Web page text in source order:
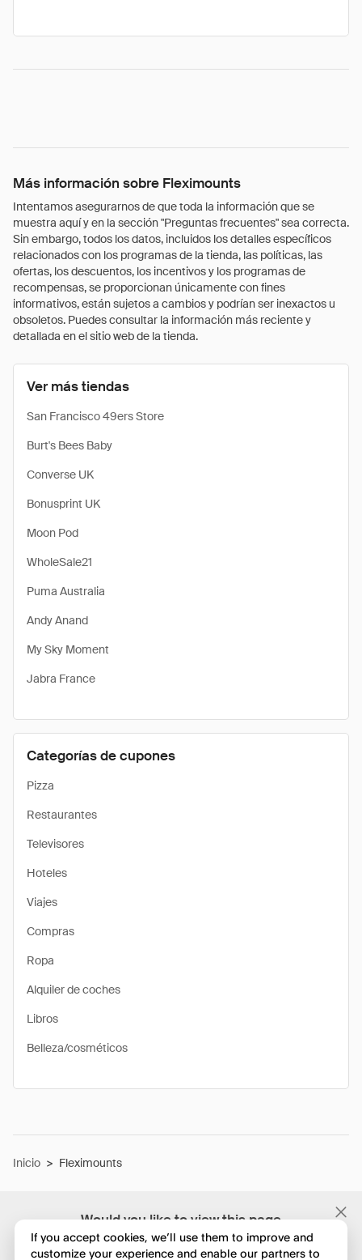
Would you like to view this page
in English?
Más información sobre Fleximounts
Intentamos asegurarnos de que toda la información que se
muestra aquí y en la sección "Preguntas frecuentes" sea correcta.
Sin embargo, todos los datos, incluidos los detalles específicos
relacionados con los programas de la tienda, las políticas, las
ofertas, los descuentos, los incentivos y los programas de
recompensas, se proporcionan únicamente con fines
informativos, están sujetos a cambios y podrían ser inexactos u
obsoletos. Puedes consultar la información más reciente y
detallada en el sitio web de la tienda.
Ver más tiendas
San Francisco 49ers Store
Burt's Bees Baby
Converse UK
Bonusprint UK
Moon Pod
WholeSale21
Puma Australia
Andy Anand
My Sky Moment
Jabra France
Categorías de cupones
Pizza
Restaurantes
Televisores
Hoteles
Viajes
Compras
Ropa
Alquiler de coches
Libros
Belleza/cosméticos
Inicio > Fleximounts
If you accept cookies, we’ll use them to improve and
customize your experience and enable our partners to